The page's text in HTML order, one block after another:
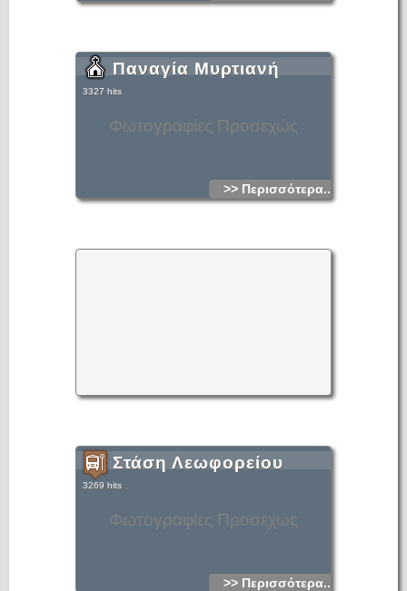
Φωτογραφίες Προσεχώς
Παναγία Μυρτιανή
3327 hits
>> Περισσότερα...
Φωτογραφίες Προσεχώς
Στάση Λεωφορείου
3269 hits
>> Περισσότερα...